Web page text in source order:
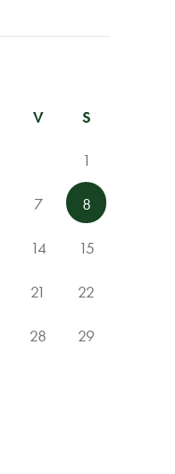
V S
1
7 8
14 15
21 22
28 29